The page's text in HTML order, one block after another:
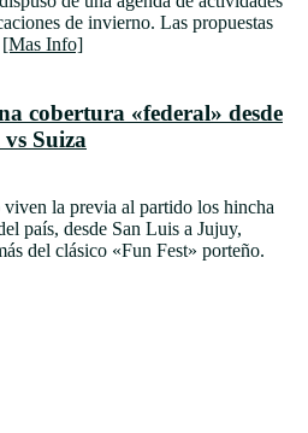
de invierno. Las propuestas
[Mas Info]
cobertura «federal» desde
Suiza
la previa al partido los hincha
país, desde San Luis a Jujuy,
del clásico «Fun Fest» porteño.